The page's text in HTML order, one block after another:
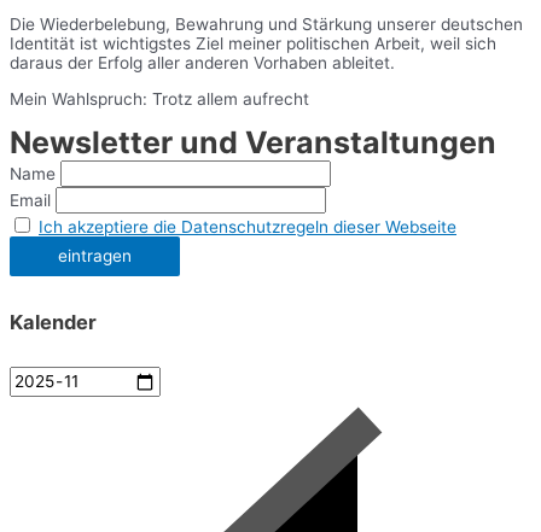
Die Wiederbelebung, Bewahrung und Stärkung unserer deutschen
Identität ist wichtigstes Ziel meiner politischen Arbeit, weil sich
daraus der Erfolg aller anderen Vorhaben ableitet.
Mein Wahlspruch: Trotz allem aufrecht
Newsletter und Veranstaltungen
Name
Email
Ich akzeptiere die Datenschutzregeln dieser Webseite
Kalender